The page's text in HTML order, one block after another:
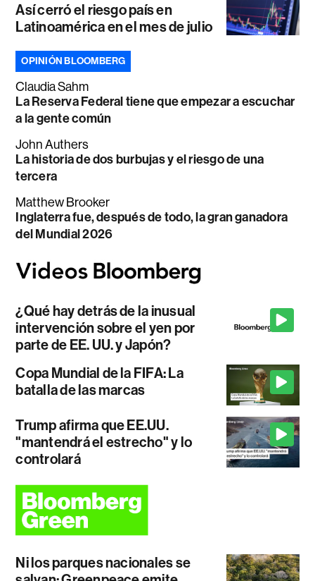
Así cerró el riesgo país en
Latinoamérica en el mes de julio
OPINIÓN BLOOMBERG
Claudia Sahm
La Reserva Federal tiene que empezar a escuchar
a la gente común
John Authers
La historia de dos burbujas y el riesgo de una
tercera
Matthew Brooker
Inglaterra fue, después de todo, la gran ganadora
del Mundial 2026
¿Qué hay detrás de la inusual
intervención sobre el yen por
parte de EE. UU. y Japón?
Copa Mundial de la FIFA: La
batalla de las marcas
Trump afirma que EE.UU.
"mantendrá el estrecho" y lo
controlará
Ni los parques nacionales se